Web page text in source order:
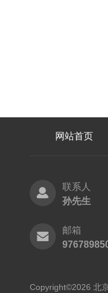
网站首页
联系人
孙先生
邮箱
Copyright©2026 北